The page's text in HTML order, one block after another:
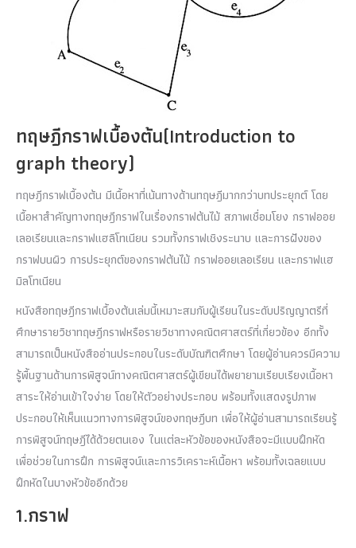
ทฤษฎีกราฟเบื้องต้น(Introduction to
graph theory)
ทฤษฎีกราฟเบื้องต้น มีเนื้อหาที่เน้นทางด้านทฤษฎีมากกว่าบทประยุกต์ โดย
เนื้อหาสำคัญทางทฤษฎีกราฟในเรื่องกราฟต้นไม้ สภาพเชื่อมโยง กราฟออย
เลอเรียนและกราฟแฮลิโทเนียน รวมทั้งกราฟเชิงระนาบ และการฝังของ
กราฟบนผิว การประยุกต์ของกราฟต้นไม้ กราฟออยเลอเรียน และกราฟแฮ
มิลโทเนียน
หนังสือทฤษฎีกราฟเบื้องต้นเล่มนี้เหมาะสมกับผู้เรียนในระดับปริญญาตรีที่
ศึกษารายวิชาทฤษฎีกราฟหรือรายวิชาทางคณิตศาสตร์ที่เกี่ยวข้อง อีกทั้ง
สามารถเป็นหนังสืออ่านประกอบในระดับบัณฑิตศึกษา โดยผู้อ่านควรมีความ
รู้พื้นฐานด้านการพิสูจน์ทางคณิตศาสตร์ผู้เขียนได้พยายามเรียบเรียงเนื้อหา
สาระให้อ่านเข้าใจง่าย โดยให้ตัวอย่างประกอบ พร้อมทั้งแสดงรูปภาพ
ประกอบให้เห็นแนวทางการพิสูจน์ของทฤษฎีบท เพื่อให้ผู้อ่านสามารถเรียนรู้
การพิสูจน์ทฤษฎีได้ด้วยตนเอง ในแต่ละหัวข้อของหนังสือจะมีแบบฝึกหัด
เพื่อช่วยในการฝึก การพิสูจน์และการวิเคราะห์เนื้อหา พร้อมทั้งเฉลยแบบ
ฝึกหัดในบางหัวข้ออีกด้วย
1.กราฟ